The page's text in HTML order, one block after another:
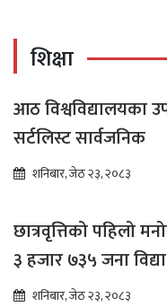
शिक्षा
आठ विश्वविद्यालयका
सर्टलिस्ट सार्वजनिक
शनिबार, जेठ २३, २०८३
छात्रवृत्तिको पहिलो
३ हजार ७३५ जना
भर्नाका लागि सिफारिस
शनिबार, जेठ २३, २०८३